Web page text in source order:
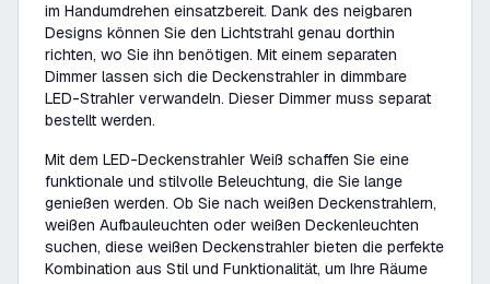
im Handumdrehen einsatzbereit. Dank des neigbaren
Designs können Sie den Lichtstrahl genau dorthin
richten, wo Sie ihn benötigen. Mit einem separaten
Dimmer lassen sich die Deckenstrahler in dimmbare
LED-Strahler verwandeln. Dieser Dimmer muss separat
bestellt werden.
Mit dem LED-Deckenstrahler Weiß schaffen Sie eine
funktionale und stilvolle Beleuchtung, die Sie lange
genießen werden. Ob Sie nach weißen Deckenstrahlern,
weißen Aufbauleuchten oder weißen Deckenleuchten
suchen, diese weißen Deckenstrahler bieten die perfekte
Kombination aus Stil und Funktionalität, um Ihre Räume